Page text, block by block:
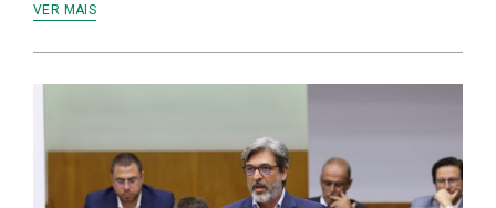
VER MAIS